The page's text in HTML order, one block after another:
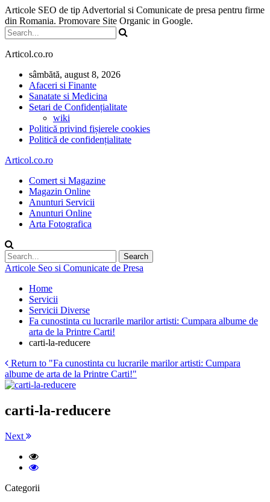
Articole SEO de tip Advertorial si Comunicate de presa pentru firme
din Romania. Promovare Site Organic in Google.
Articol.co.ro
sâmbătă, august 8, 2026
Afaceri si Finante
Sanatate si Medicina
Setari de Confidențialitate
wiki
Politică privind fișierele cookies
Politică de confidențialitate
Articol.co.ro
Comert si Magazine
Magazin Online
Anunturi Servicii
Anunturi Online
Arta Fotografica
Articole Seo si Comunicate de Presa
Home
Servicii
Servicii Diverse
Fa cunostinta cu lucrarile marilor artisti: Cumpara albume de
arta de la Printre Carti!
carti-la-reducere
Return to "Fa cunostinta cu lucrarile marilor artisti: Cumpara
albume de arta de la Printre Carti!"
carti-la-reducere
Next
Categorii